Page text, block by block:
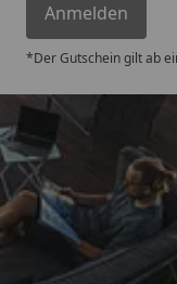
Anmelden
*Der Gutschein gilt ab
Versand